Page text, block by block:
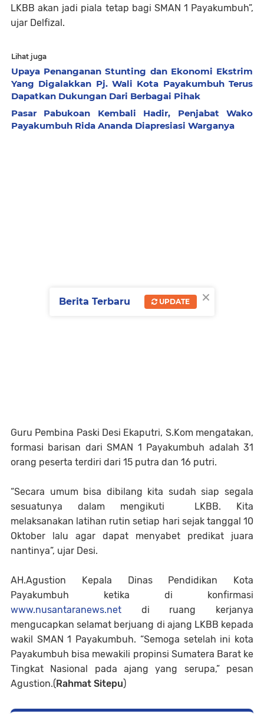
LKBB akan jadi piala tetap bagi SMAN 1 Payakumbuh”,
ujar Delfizal.
Lihat juga
Upaya Penanganan Stunting dan Ekonomi Ekstrim
Yang Digalakkan Pj. Wali Kota Payakumbuh Terus
Dapatkan Dukungan Dari Berbagai Pihak
Pasar Pabukoan Kembali Hadir, Penjabat Wako
Payakumbuh Rida Ananda Diapresiasi Warganya
Guru Pembina Paski Desi Ekaputri, S.Kom mengatakan,
formasi barisan dari SMAN 1 Payakumbuh adalah 31
orang peserta terdiri dari 15 putra dan 16 putri.
“Secara umum bisa dibilang kita sudah siap segala
sesuatunya dalam mengikuti LKBB. Kita
melaksanakan latihan rutin setiap hari sejak tanggal 10
Oktober lalu agar dapat menyabet predikat juara
nantinya”, ujar Desi.
AH.Agustion Kepala Dinas Pendidikan Kota
Payakumbuh ketika di konfirmasi
www.nusantaranews.net di ruang kerjanya
mengucapkan selamat berjuang di ajang LKBB kepada
wakil SMAN 1 Payakumbuh. “Semoga setelah ini kota
Payakumbuh bisa mewakili propinsi Sumatera Barat ke
Tingkat Nasional pada ajang yang serupa,” pesan
Agustion.(Rahmat Sitepu)
×
Berita Terbaru UPDATE